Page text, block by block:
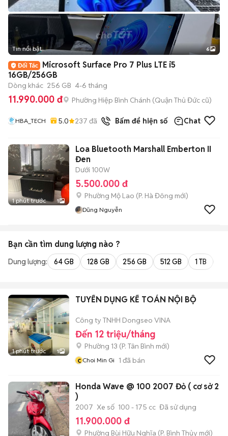
+2
Tin nổi bật 6
Microsoft Surface Pro 7 Plus LTE i5
16GB/256GB
Dòng khác 256 GB 4-6 tháng
11.990.000 đ Phường Hiệp Bình Chánh (Quận Thủ Đức cũ)
HBA_TECH 5.0 237 đã bán Bấm để hiện số Chat
1 phút trước 1
Loa Bluetooth Marshall Emberton II
Đen
Dưới 100W
5.500.000 đ
Phường Mộ Lao (P. Hà Đông mới)
Dũng Nguyễn
Bạn cần tìm dung lượng nào ?
Dung lượng: 64 GB 128 GB 256 GB 512 GB 1 TB
1 phút trước 1
TUYỂN DỤNG KẾ TOÁN NỘI BỘ
Công ty TNHH Dongseo VINA
Đến 12 triệu/tháng
Phường 13 (P. Tân Bình mới)
c Choi Min Gi 1 đã bán
Honda Wave @ 100 2007 Đỏ ( cơ sở 2
)
2007 Xe số 100 - 175 cc Đã sử dụng
11.900.000 đ
Phường Bùi Hữu Nghĩa (P. Bình Thủy mới)